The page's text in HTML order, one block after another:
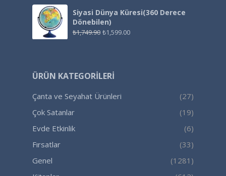
Siyasi Dünya Küresi(360 Derece
Dönebilen)
₺1,749.90 ₺1,599.00
ÜRÜN KATEGORILERI
Çanta ve Seyahat Ürünleri
(27)
Çok Satanlar
(19)
Evde Etkinlik
(6)
Fırsatlar
(33)
Genel
(1281)